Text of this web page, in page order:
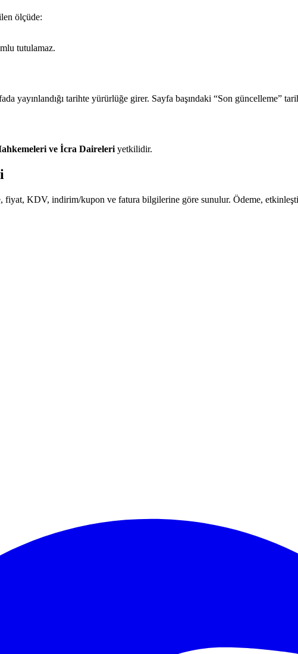
ölçüde:
tutulamaz.
yayınlandığı tarihte yürürlüğe girer. Sayfa başındaki “Son güncelleme”
ve İcra Daireleri yetkilidir.
fiyat, KDV, indirim/kupon ve fatura bilgilerine göre sunulur. Ödeme,